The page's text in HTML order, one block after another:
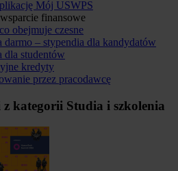
Mój USWPS
finansowe
obejmuje czesne
darmo – stypendia dla kandydatów
dla studentów
kredyty
przez pracodawcę
z kategorii Studia i szkolenia